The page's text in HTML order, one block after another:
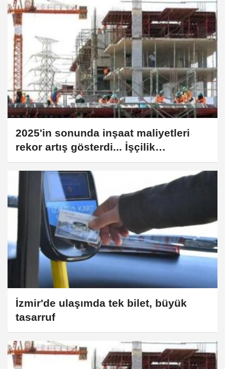
2025'in sonunda inşaat maliyetleri
rekor artış gösterdi... İşçilik
maliyetleri yine zirvede
İzmir'de ulaşımda tek bilet, büyük
tasarruf